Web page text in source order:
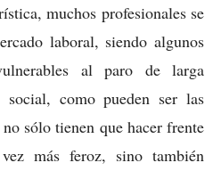
muchos profesionales se
laboral, siendo algunos
al paro de larga
como pueden ser las
sólo tienen que hacer frente
más feroz, sino también